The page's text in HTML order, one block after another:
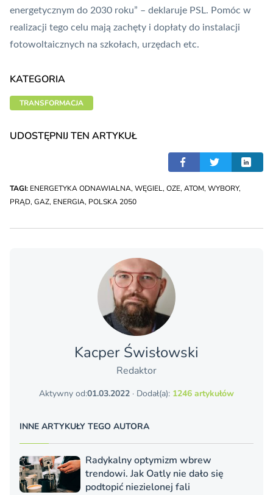
energetycznym do 2030 roku” – deklaruje PSL. Pomóc w
realizacji tego celu mają zachęty i dopłaty do instalacji
fotowoltaicznych na szkołach, urzędach etc.
KATEGORIA
TRANSFORMACJA
UDOSTĘPNIJ TEN ARTYKUŁ
TAGI: ENERGETYKA ODNAWIALNA, WĘGIEL, OZE, ATOM, WYBORY,
PRĄD, GAZ, ENERGIA, POLSKA 2050
Kacper Świsło­wski
Redaktor
Aktywny od:01.03.2022 · Dodał(a): 1246 artykułów
INNE ARTYKUŁY TEGO AUTORA
Radykalny optymizm wbrew
trendowi. Jak Oatly nie dało się
podtopić niezielonej fali